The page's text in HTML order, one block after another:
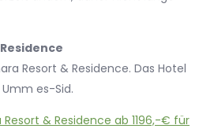
Resort & Residence. Das Hotel
es-Sid.